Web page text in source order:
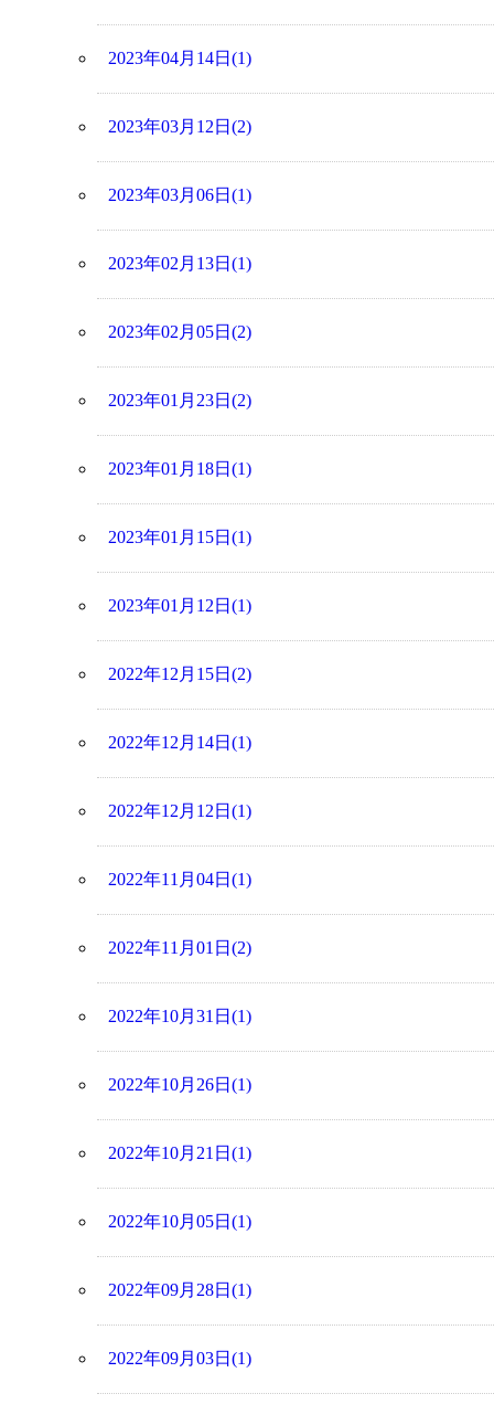
2023年04月14日(1)
2023年03月12日(2)
2023年03月06日(1)
2023年02月13日(1)
2023年02月05日(2)
2023年01月23日(2)
2023年01月18日(1)
2023年01月15日(1)
2023年01月12日(1)
2022年12月15日(2)
2022年12月14日(1)
2022年12月12日(1)
2022年11月04日(1)
2022年11月01日(2)
2022年10月31日(1)
2022年10月26日(1)
2022年10月21日(1)
2022年10月05日(1)
2022年09月28日(1)
2022年09月03日(1)